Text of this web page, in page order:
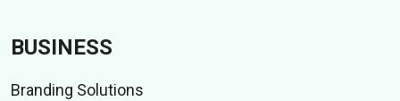
BUSINESS
Branding Solutions